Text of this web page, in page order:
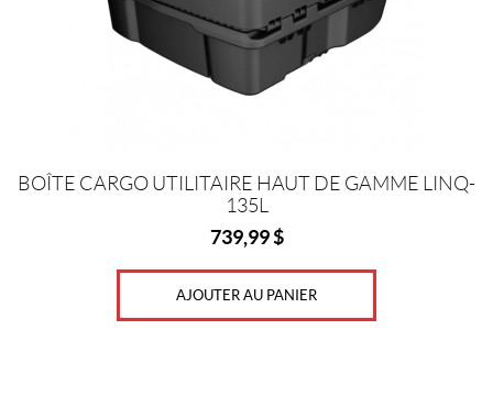
BOÎTE CARGO UTILITAIRE HAUT DE GAMME LINQ-
135L
739,99$
AJOUTER AU PANIER